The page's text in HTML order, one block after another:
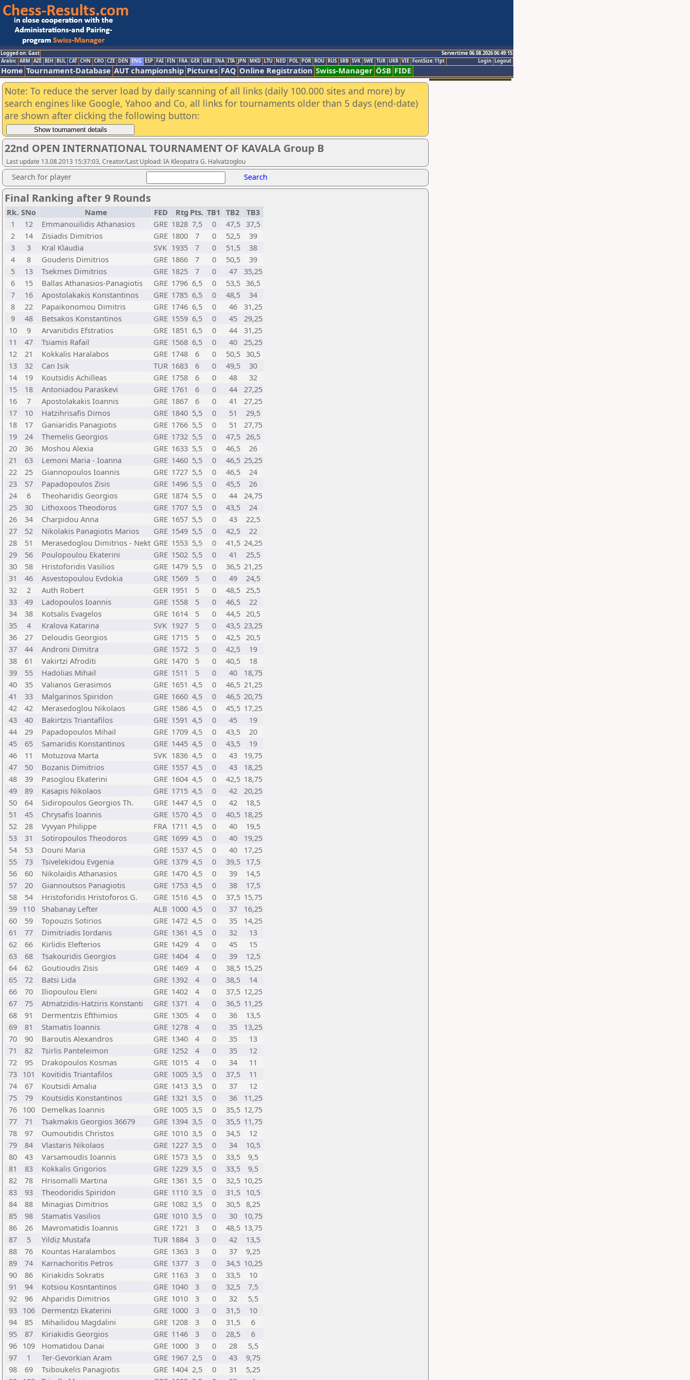
Logged on: Gast
Servertime 06.08.2026 06:49:15
Logout
Login
Arabic ARM AZE BIH BUL CAT CHN CRO CZE DEN ENG ESP FAI FIN FRA GER GRE INA ITA JPN MKD LTU NED POL POR ROU RUS SRB SVK SWE TUR UKR VIE FontSize:11pt
Home Tournament-Database AUT championship Pictures FAQ Online Registration Swiss-Manager ÖSB FIDE
Note: To reduce the server load by daily scanning of all links (daily 100.000 sites and more) by
search engines like Google, Yahoo and Co, all links for tournaments older than 5 days (end-date)
are shown after clicking the following button:
22nd OPEN INTERNATIONAL TOURNAMENT OF KAVALA Group B
Last update 13.08.2013 15:37:03, Creator/Last Upload: IA Kleopatra G. Halvatzoglou
Search for player Search
Final Ranking after 9 Rounds
Rk. SNo Name FED Rtg Pts. TB1 TB2
TB3
1
12 Emmanouilidis Athanasios GRE 1828 7,5 0 47,5 37,5
2
14 Zisiadis Dimitrios GRE 1800 7 0 52,5
39
3
3 Kral Klaudia SVK 1935 7 0 51,5
38
4
8 Gouderis Dimitrios GRE 1866 7 0 50,5
39
5
13 Tsekmes Dimitrios GRE 1825 7 0 47
35,25
6
15 Ballas Athanasios-Panagiotis GRE 1796 6,5 0 53,5 36,5
7
16 Apostolakakis Konstantinos GRE 1785 6,5 0 48,5
34
8
22 Papaikonomou Dimitris GRE 1746 6,5 0 46
31,25
9
48 Betsakos Konstantinos GRE 1559 6,5 0 45
29,25
10
9 Arvanitidis Efstratios GRE 1851 6,5 0 44
31,25
11
47 Tsiamis Rafail GRE 1568 6,5 0 40
25,25
12
21 Kokkalis Haralabos GRE 1748 6 0 50,5 30,5
13
32 Can Isik TUR 1683 6 0 49,5
30
14
19 Koutsidis Achilleas GRE 1758 6 0 48
32
15
18 Antoniadou Paraskevi GRE 1761 6 0 44
27,25
16
7 Apostolakakis Ioannis GRE 1867 6 0 41
27,25
17
10 Hatzihrisafis Dimos GRE 1840 5,5 0 51
29,5
18
17 Ganiaridis Panagiotis GRE 1766 5,5 0 51
27,75
19
24 Themelis Georgios GRE 1732 5,5 0 47,5 26,5
20
36 Moshou Alexia GRE 1633 5,5 0 46,5
26
21
63 Lemoni Maria - Ioanna GRE 1460 5,5 0 46,5 25,25
22
25 Giannopoulos Ioannis GRE 1727 5,5 0 46,5
24
23
57 Papadopoulos Zisis GRE 1496 5,5 0 45,5
26
24
6 Theoharidis Georgios GRE 1874 5,5 0 44
24,75
25
30 Lithoxoos Theodoros GRE 1707 5,5 0 43,5
24
26
34 Charpidou Anna GRE 1657 5,5 0 43
22,5
27
52 Nikolakis Panagiotis Marios GRE 1549 5,5 0 42,5
22
28
51 Merasedoglou Dimitrios - Nekt GRE 1553 5,5 0 41,5 24,25
29
56 Poulopoulou Ekaterini GRE 1502 5,5 0 41
25,5
30
58 Hristoforidis Vasilios GRE 1479 5,5 0 36,5 21,25
31
46 Asvestopoulou Evdokia GRE 1569 5 0 49
24,5
32
2 Auth Robert GER 1951 5 0 48,5 25,5
33
49 Ladopoulos Ioannis GRE 1558 5 0 46,5
22
34
38 Kotsalis Evagelos GRE 1614 5 0 44,5 20,5
35
4 Kralova Katarina SVK 1927 5 0 43,5 23,25
36
27 Deloudis Georgios GRE 1715 5 0 42,5 20,5
37
44 Androni Dimitra GRE 1572 5 0 42,5
19
38
61 Vakirtzi Afroditi GRE 1470 5 0 40,5
18
39
55 Hadolias Mihail GRE 1511 5 0 40
18,75
40
35 Valianos Gerasimos GRE 1651 4,5 0 46,5 21,25
41
33 Malgarinos Spiridon GRE 1660 4,5 0 46,5 20,75
42
42 Merasedoglou Nikolaos GRE 1586 4,5 0 45,5 17,25
43
40 Bakirtzis Triantafilos GRE 1591 4,5 0 45
19
44
29 Papadopoulos Mihail GRE 1709 4,5 0 43,5
20
45
65 Samaridis Konstantinos GRE 1445 4,5 0 43,5
19
46
11 Motuzova Marta SVK 1836 4,5 0 43
19,75
47
50 Bozanis Dimitrios GRE 1557 4,5 0 43
18,25
48
39 Pasoglou Ekaterini GRE 1604 4,5 0 42,5 18,75
49
89 Kasapis Nikolaos GRE 1715 4,5 0 42
20,25
50
64 Sidiropoulos Georgios Th. GRE 1447 4,5 0 42
18,5
51
45 Chrysafis Ioannis GRE 1570 4,5 0 40,5 18,25
52
28 Vyvyan Philippe FRA 1711 4,5 0 40
19,5
53
31 Sotiropoulos Theodoros GRE 1699 4,5 0 40
19,25
54
53 Douni Maria GRE 1537 4,5 0 40
17,25
55
73 Tsivelekidou Evgenia GRE 1379 4,5 0 39,5
17,5
56
60 Nikolaidis Athanasios GRE 1470 4,5 0 39
14,5
57
20 Giannoutsos Panagiotis GRE 1753 4,5 0 38
17,5
58
54 Hristoforidis Hristoforos G. GRE 1516 4,5 0 37,5 15,75
59 110 Shabanay Lefter ALB 1000 4,5 0 37
16,25
60
59 Topouzis Sotirios GRE 1472 4,5 0 35
14,25
61
77 Dimitriadis Iordanis GRE 1361 4,5 0 32
13
62
66 Kirlidis Elefterios GRE 1429 4 0 45
15
63
68 Tsakouridis Georgios GRE 1404 4 0 39
12,5
64
62 Goutioudis Zisis GRE 1469 4 0 38,5 15,25
65
72 Batsi Lida GRE 1392 4 0 38,5
14
66
70 Iliopoulou Eleni GRE 1402 4 0 37,5 12,25
67
75 Atmatzidis-Hatziris Konstanti GRE 1371 4 0 36,5 11,25
68
91 Dermentzis Efthimios GRE 1305 4 0 36
13,5
69
81 Stamatis Ioannis GRE 1278 4 0 35
13,25
70
90 Baroutis Alexandros GRE 1340 4 0 35
13
71
82 Tsirlis Panteleimon GRE 1252 4 0 35
12
72
95 Drakopoulos Kosmas GRE 1015 4 0 34
11
73 101 Kovitidis Triantafilos GRE 1005 3,5 0 37,5
11
74
67 Koutsidi Amalia GRE 1413 3,5 0 37
12
75
79 Koutsidis Konstantinos GRE 1321 3,5 0 36
11,25
76 100 Demelkas Ioannis GRE 1005 3,5 0 35,5 12,75
77
71 Tsakmakis Georgios 36679 GRE 1394 3,5 0 35,5 11,75
78
97 Oumoutidis Christos GRE 1010 3,5 0 34,5
12
79
84 Vlastaris Nikolaos GRE 1227 3,5 0 34
10,5
80
43 Varsamoudis Ioannis GRE 1573 3,5 0 33,5
9,5
81
83 Kokkalis Grigorios GRE 1229 3,5 0 33,5
9,5
82
78 Hrisomalli Martina GRE 1361 3,5 0 32,5 10,25
83
93 Theodoridis Spiridon GRE 1110 3,5 0 31,5
10,5
84
88 Minagias Dimitrios GRE 1082 3,5 0 30,5 8,25
85
98 Stamatis Vasilios GRE 1010 3,5 0 30
10,75
86
26 Mavromatidis Ioannis GRE 1721 3 0 48,5 13,75
87
5 Yildiz Mustafa TUR 1884 3 0 42
13,5
88
76 Kountas Haralambos GRE 1363 3 0 37
9,25
89
74 Karnachoritis Petros GRE 1377 3 0 34,5 10,25
90
86 Kiriakidis Sokratis GRE 1163 3 0 33,5
10
91
94 Kotsiou Kosntantinos GRE 1040 3 0 32,5
7,5
92
96 Ahparidis Dimitrios GRE 1010 3 0 32
5,5
93 106 Dermentzi Ekaterini GRE 1000 3 0 31,5
10
94
85 Mihailidou Magdalini GRE 1208 3 0 31,5
6
95
87 Kiriakidis Georgios GRE 1146 3 0 28,5
6
96 109 Homatidou Danai GRE 1000 3 0 28
5,5
97
1 Ter-Gevorkian Aram GRE 1967 2,5 0 43
9,75
98
69 Tsiboukelis Panagiotis GRE 1404 2,5 0 31
5,25